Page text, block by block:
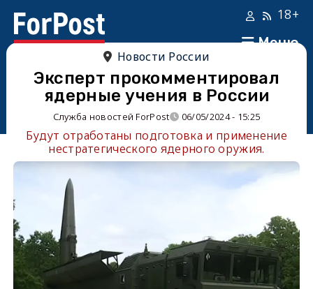
Меню
18+
Новости России
Эксперт прокомментировал
ядерные учения в России
Служба новостей ForPost 06/05/2024 - 15:25
Будут отработаны подготовка и применение
нестратегического ядерного оружия.